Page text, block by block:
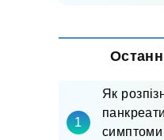
Як
симптоми